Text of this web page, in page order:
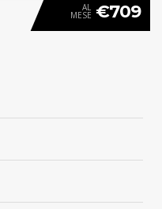
AL
MESE €709